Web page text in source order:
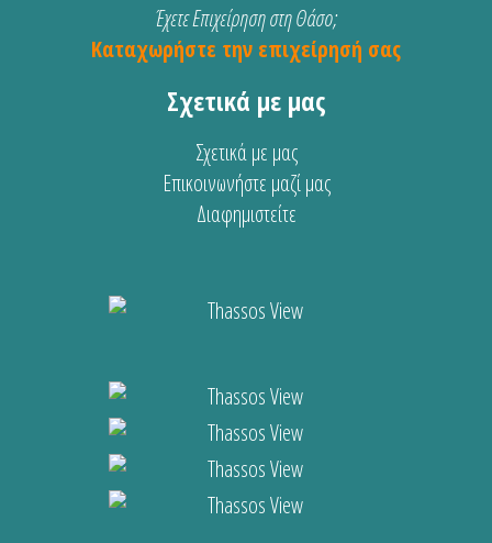
Έχετε Επιχείρηση στη Θάσο;
Καταχωρήστε την επιχείρησή σας
Σχετικά με μας
Σχετικά με μας
Επικοινωνήστε μαζί μας
Διαφημιστείτε